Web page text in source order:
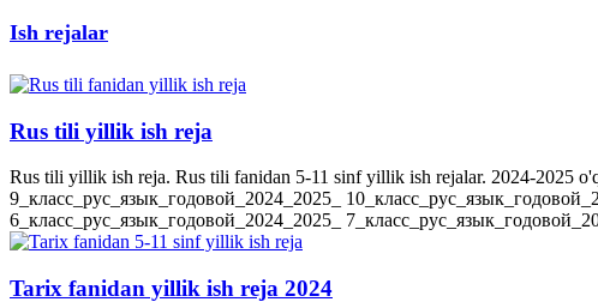
Ish rejalar
Rus tili yillik ish reja
Rus tili yillik ish reja. Rus tili fanidan 5-11 sinf yillik ish rejalar. 2024-2025
9_класс_рус_язык_годовой_2024_2025_
6_класс_рус_язык_годовой_2024_2025_
Tarix fanidan yillik ish reja 2024